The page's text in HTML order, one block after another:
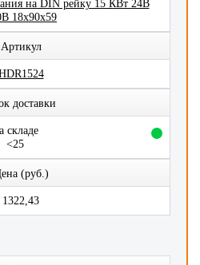
на DIN рейку 15 КВт 24В
18x90x59
Артикул
доставки
складе
<25
(руб.)
1322,43